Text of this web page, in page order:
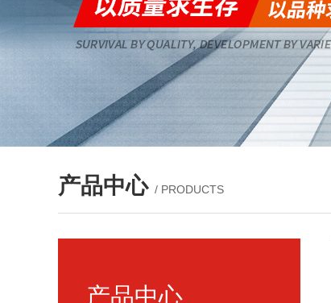
产品中心 / PRODUCTS
产品中心